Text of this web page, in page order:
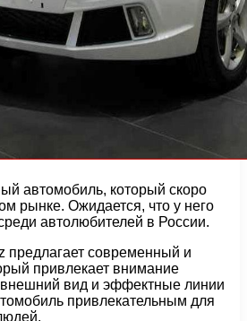
автомобиль, который скоро
рынке. Ожидается, что у него
автолюбителей в России.
предлагает современный и
привлекает внимание
вид и эффектные линии
привлекательным для